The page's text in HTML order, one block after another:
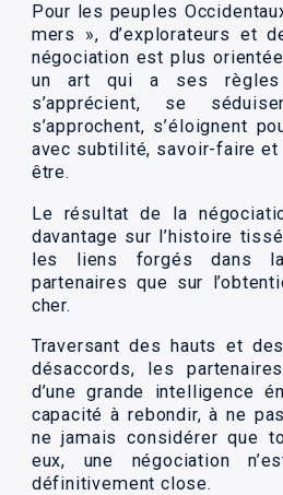
Pour les peuples
mers », d’explorateurs et
négociation est plus orientée
un art qui a ses règles
s’apprécient, se
s’approchent, s’éloignent
avec subtilité, savoir-faire et
être.
Le résultat de la
davantage sur l’histoire
les liens forgés dans
partenaires que sur
cher.
Traversant des hauts et
désaccords, les
d’une grande intelligence
capacité à rebondir, à ne
ne jamais considérer que
eux, une négociation
définitivement close.